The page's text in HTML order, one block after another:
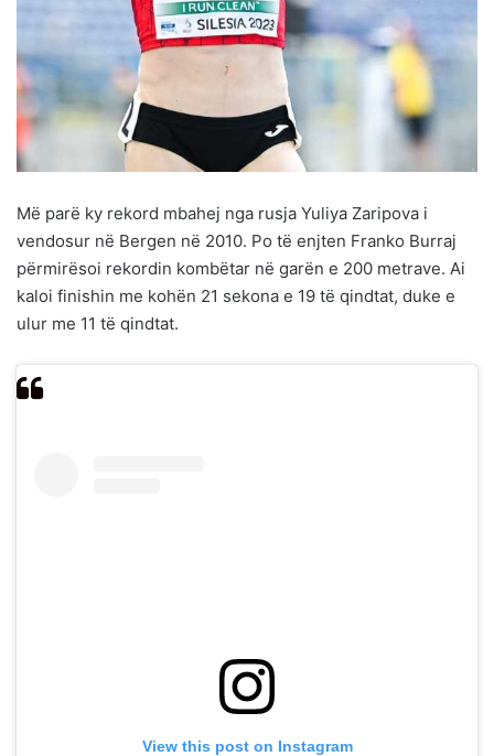
Më parë ky rekord mbahej nga rusja Yuliya Zaripova i
vendosur në Bergen në 2010. Po të enjten Franko Burraj
përmirësoi rekordin kombëtar në garën e 200 metrave. Ai
kaloi finishin me kohën 21 sekona e 19 të qindtat, duke e
ulur me 11 të qindtat.
View this post on Instagram